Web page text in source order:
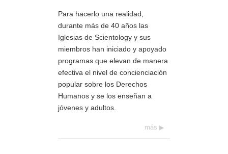
Para hacerlo una realidad,
durante más de 40 años las
Iglesias de Scientology y sus
miembros han iniciado y apoyado
programas que elevan de manera
efectiva el nivel de concienciación
popular sobre los Derechos
Humanos y se los enseñan a
jóvenes y adultos.
más